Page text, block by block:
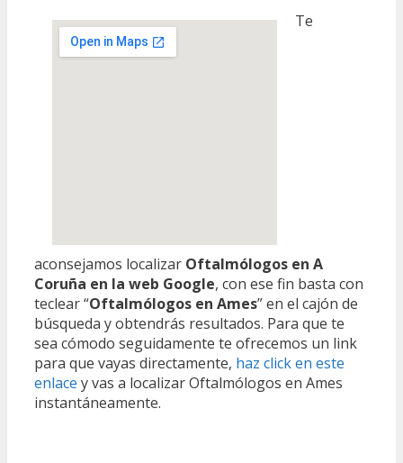
Te
aconsejamos localizar Oftalmólogos en A
Coruña en la web Google, con ese fin basta con
teclear “Oftalmólogos en Ames” en el cajón de
búsqueda y obtendrás resultados. Para que te
sea cómodo seguidamente te ofrecemos un link
para que vayas directamente, haz click en este
enlace y vas a localizar Oftalmólogos en Ames
instantáneamente.